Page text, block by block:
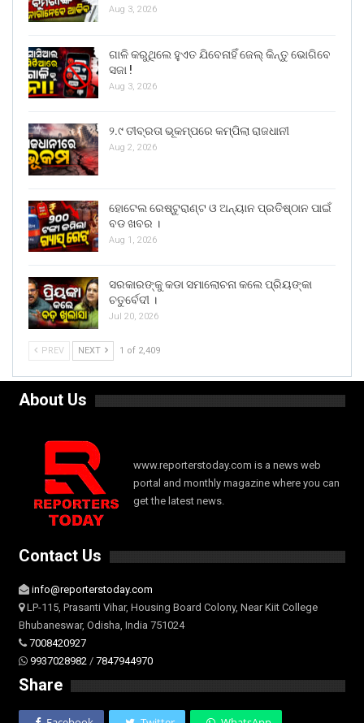
Aug 3, 2026
ଗାଳି କରୁଥିଲେ ହୁଏତ ଯିବେନାହିଁ ଜେଲ୍ କିନ୍ତୁ ଭୋଗିବେ
ସଜା !
Aug 3, 2026
୨.୯ ତୀବ୍ରତା ଭୂକମ୍ପରେ କମ୍ପିଲା ରାଜଧାନୀ
Aug 2, 2026
ହୋଟେଲ ରେଷ୍ଟୁରାଣ୍ଟ ଓ ଅନ୍ୟାନ ପ୍ରତିଷ୍ଠାନ ପାଇଁ
ବଡ ଖବର ।
Aug 1, 2026
ସରକାରଙ୍କୁ କଡା ସମାଲୋଚନା କଲେ ପ୍ରିୟଙ୍କା
ଚତୁର୍ବେଦୀ ।
Jul 20, 2026
PREV NEXT 1 of 2,409
About Us
www.reporterstoday.com is a news web
portal and monthly magazine where you can
get the latest news.
Contact Us
info@reporterstoday.com
LP-115, Prasanti Vihar, Housing Board Colony, Near Kiit College
Bhubaneswar, Odisha, India 751024
7008420927
9937028982 / 7847944970
Share